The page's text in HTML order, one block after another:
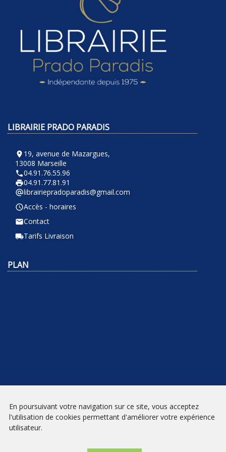
LIBRAIRIE PRADO PARADIS
room 19, avenue de Mazargues,
13008 Marseille
phone04.91.76.55.96
local_printshop04.91.77.81.91
alternate_emaillibrairiepradoparadis@gmail.com
query_builderAccès - horaires
emailContact
local_shippingTarifs Livraison
PLAN
NEWSLETTER
En poursuivant votre navigation sur ce site, vous acceptez
l'utilisation de cookies permettant d'améliorer votre expérience
utilisateur.